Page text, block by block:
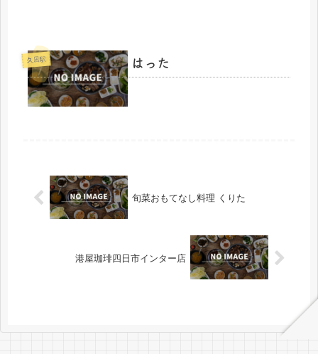
久居駅 はった
旬菜おもてなし料理 くりた
港屋珈琲四日市インター店